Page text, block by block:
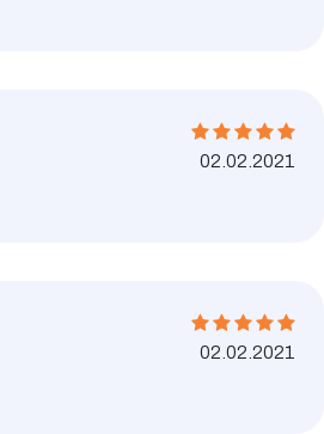
02.02.2021
02.02.2021